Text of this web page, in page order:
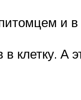
и
клетку. А